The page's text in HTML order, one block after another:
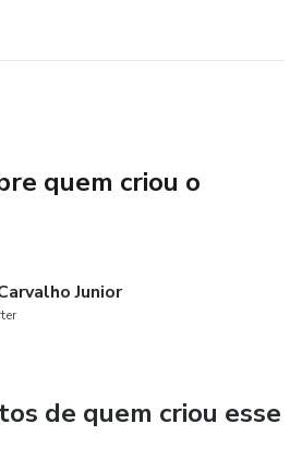
quem criou o
Junior
de quem criou esse